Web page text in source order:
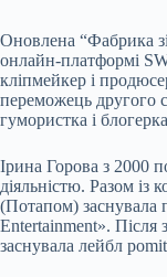
Оновлена “Фабрика
онлайн-платформі
кліпмейкер і
переможець другого
гумористка і
Ірина Горова з 2000
діяльністю. Разом
(Потапом) заснувала
Entertainment». Після
заснувала лейбл